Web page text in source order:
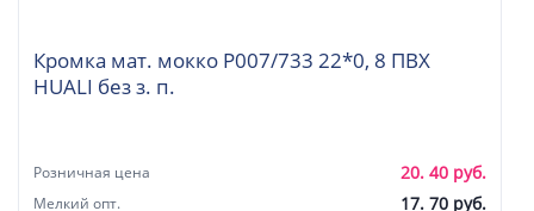
Кромка мат. мокко P007/733 22*0, 8 ПВХ
HUALI без з. п.
Розничная цена 20. 40 руб.
Мелкий опт. 17. 70 руб.